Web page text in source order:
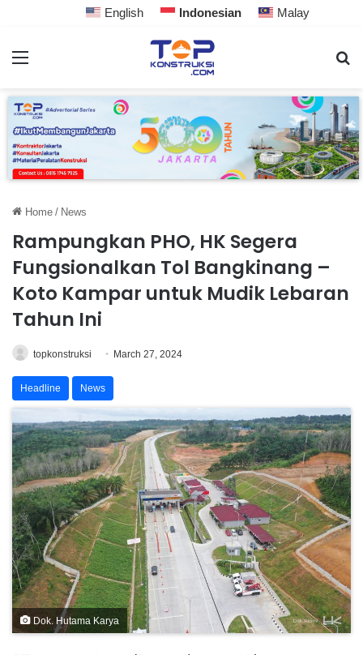
English Indonesian Malay
Home / News
Rampungkan PHO, HK Segera
Fungsionalkan Tol Bangkinang –
Koto Kampar untuk Mudik Lebaran
Tahun Ini
topkonstruksi March 27, 2024
Headline News
Dok. Hutama Karya